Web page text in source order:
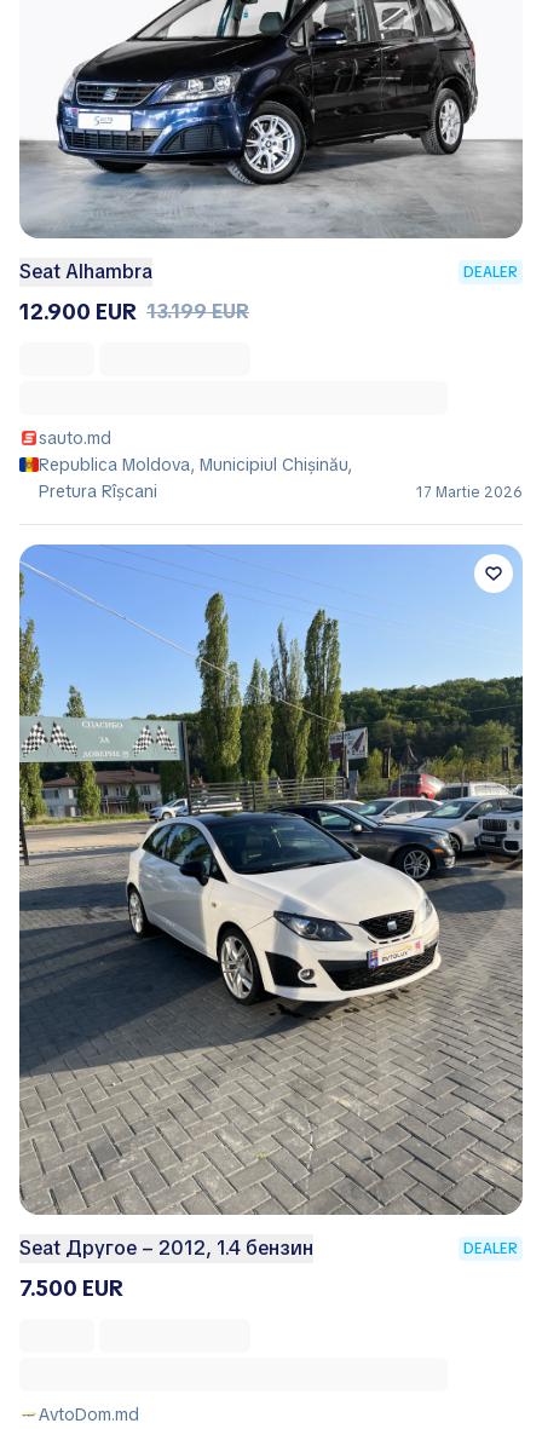
Seat Alhambra DEALER
12.900 EUR 13.199 EUR
sauto.md
Republica Moldova, Municipiul Chișinău,
Pretura Rîşcani
17 Martie 2026
Seat Другое – 2012, 1.4 бензин DEALER
7.500 EUR
AvtoDom.md